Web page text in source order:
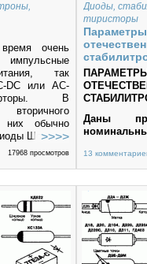
очень
так
DC или AC-
В
них обычно
Шотки.
тем,
образован
17968 просмотров
Диоды,
тиристоры
Параметры
ПАРАМЕТРЫ
Даны
13